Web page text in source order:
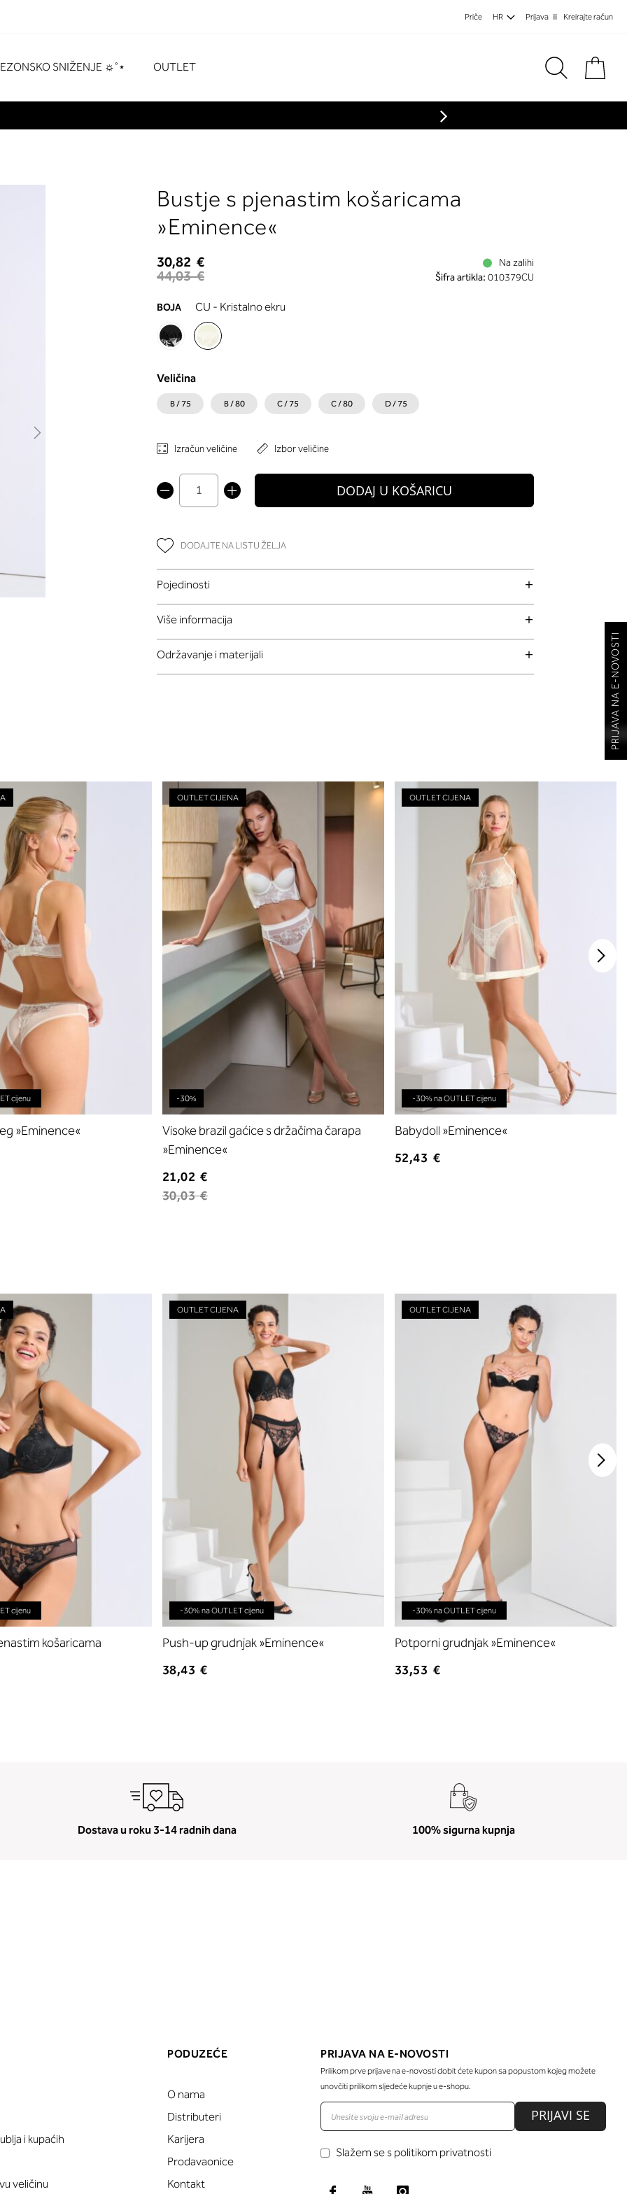
Priče HR Prijava Kreirajte račun
SNIŽENJE ☼˚⋆ OUTLET
Bustje s pjenastim košaricama
»Eminence«
30,82 €
44,03 €
Na zalihi
Šifra artikla: 010379CU
BOJA CU - Kristalno ekru
Veličina
B / 75 B / 80 C / 75 C / 80 D / 75
Izračun veličine Izbor veličine
DODAJ U KOŠARICU
DODAJTE NA LISTU ŽELJA
Pojedinosti
Više informacija
Održavanje i materijali
cijenu
»Eminence«
-30%
OUTLET CIJENA
Visoke brazil gaćice s držačima čarapa
»Eminence«
21,02 €
30,03 €
-30% na OUTLET cijenu
OUTLET CIJENA
Babydoll »Eminence«
52,43 €
cijenu
košaricama
OUTLET CIJENA
-30% na OUTLET cijenu
Push-up grudnjak »Eminence«
38,43 €
OUTLET CIJENA
-30% na OUTLET cijenu
Potporni grudnjak »Eminence«
33,53 €
Dostava u roku 3-14 radnih dana 100% sigurna kupnja
i kupaćih
veličinu
PODUZEĆE
O nama
Distributeri
Karijera
Prodavaonice
Kontakt
PRIJAVA NA E-NOVOSTI
Prilikom prve prijave na e-novosti dobit ćete kupon sa popustom kojeg možete
unovčiti prilikom sljedeće kupnje u e-shopu.
PRIJAVI SE
Slažem se s politikom privatnosti
PRIJAVA NA E-NOVOSTI